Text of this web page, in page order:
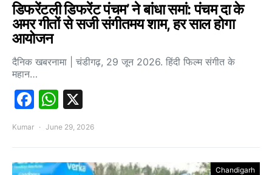
डिफरेंटली डिफरेंट पंचम’ ने बांधा समां: पंचम दा के
अमर गीतों से सजी संगीतमय शाम, हर साल होगा
आयोजन
दैनिक खबरनामा | चंडीगढ़, 29 जून 2026. हिंदी फिल्म संगीत के
महान…
Facebook
WhatsApp
Kumar June 29, 2026
Chandigarh